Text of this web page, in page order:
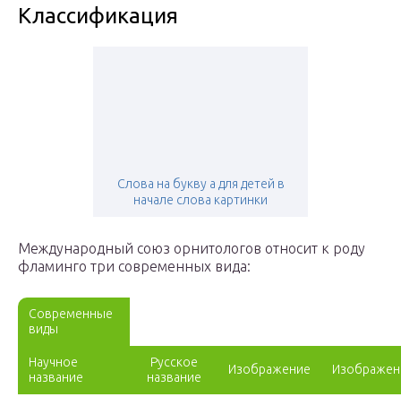
Классификация
Слова на букву а для детей в
начале слова картинки
Международный союз орнитологов относит к роду
фламинго три современных вида:
Современные
виды
Научное
название
Русское
название
Изображение